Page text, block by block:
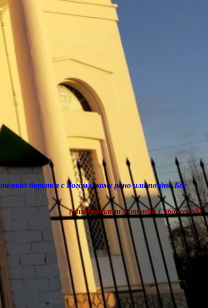
борется с Богом и кому рано или поздно Бог
(МитрополитАнтонийСурожский)